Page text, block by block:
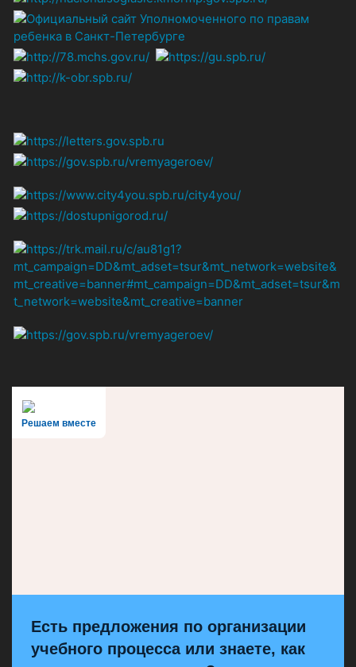
Решаем вместе
Есть предложения по организации
учебного процесса или знаете, как